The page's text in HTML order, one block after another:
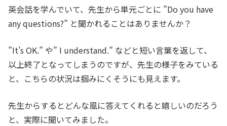
英会話を学んでいて、先生から単元ごとに ”Do you have
any questions?” と聞かれることはありませんか？
”It’s OK.” や” I understand.” などと短い言葉を返して、
以上終了となってしまうのですが、先生の様子をみている
と、こちらの状況は掴みにくそうにも見えます。
先生からするとどんな風に答えてくれると嬉しいのだろう
と、実際に聞いてみました。